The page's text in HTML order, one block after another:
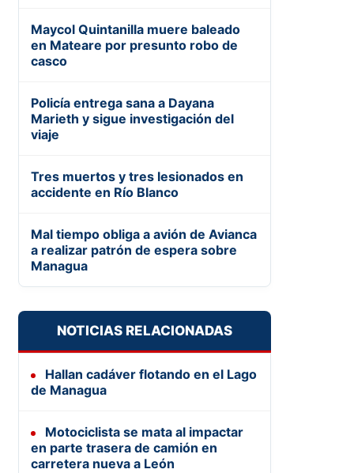
Maycol Quintanilla muere baleado
en Mateare por presunto robo de
casco
Policía entrega sana a Dayana
Marieth y sigue investigación del
viaje
Tres muertos y tres lesionados en
accidente en Río Blanco
Mal tiempo obliga a avión de Avianca
a realizar patrón de espera sobre
Managua
NOTICIAS RELACIONADAS
Hallan cadáver flotando en el Lago
de Managua
Motociclista se mata al impactar
en parte trasera de camión en
carretera nueva a León